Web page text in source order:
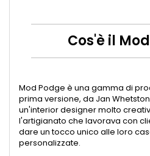
Cos'è il
Mod Podge è una gamma di
prima versione, da Jan
un'interior designer molto
l'artigianato che lavorava con
dare un tocco unico alle loro
personalizzate.